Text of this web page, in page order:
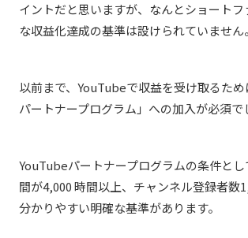
イントだと思いますが、なんとショート
な収益化達成の基準は設けられていません。
以前まで、YouTubeで収益を受け取るた
パートナープログラム」への加入が必須で
YouTubeパートナープログラムの条件と
間が4,000 時間以上、チャンネル登録者数
分かりやすい明確な基準があります。